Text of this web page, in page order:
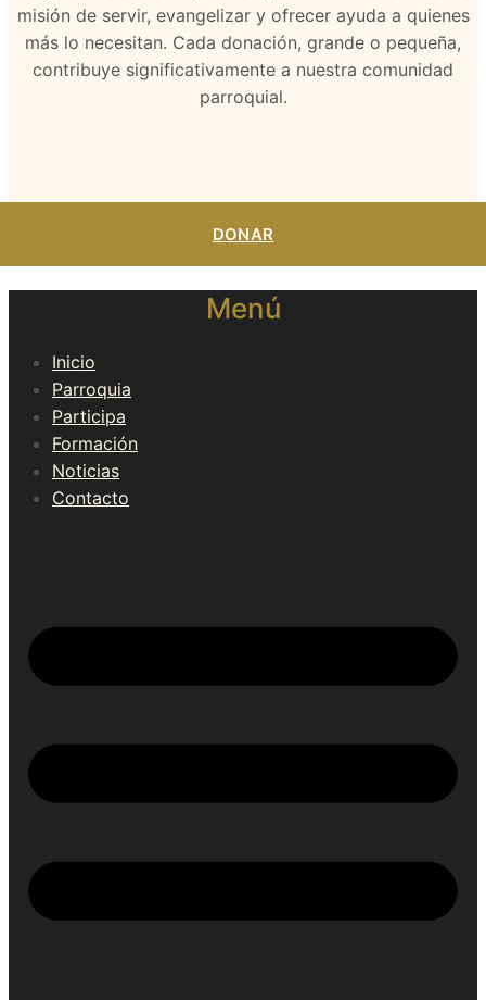
misión de servir, evangelizar y ofrecer ayuda a quienes
más lo necesitan. Cada donación, grande o pequeña,
contribuye significativamente a nuestra comunidad
parroquial.
DONAR
Menú
Inicio
Parroquia
Participa
Formación
Noticias
Contacto